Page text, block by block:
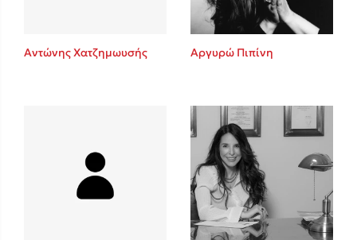
Αντώνης Χατζημωυσής Αργυρώ Πιπίνη